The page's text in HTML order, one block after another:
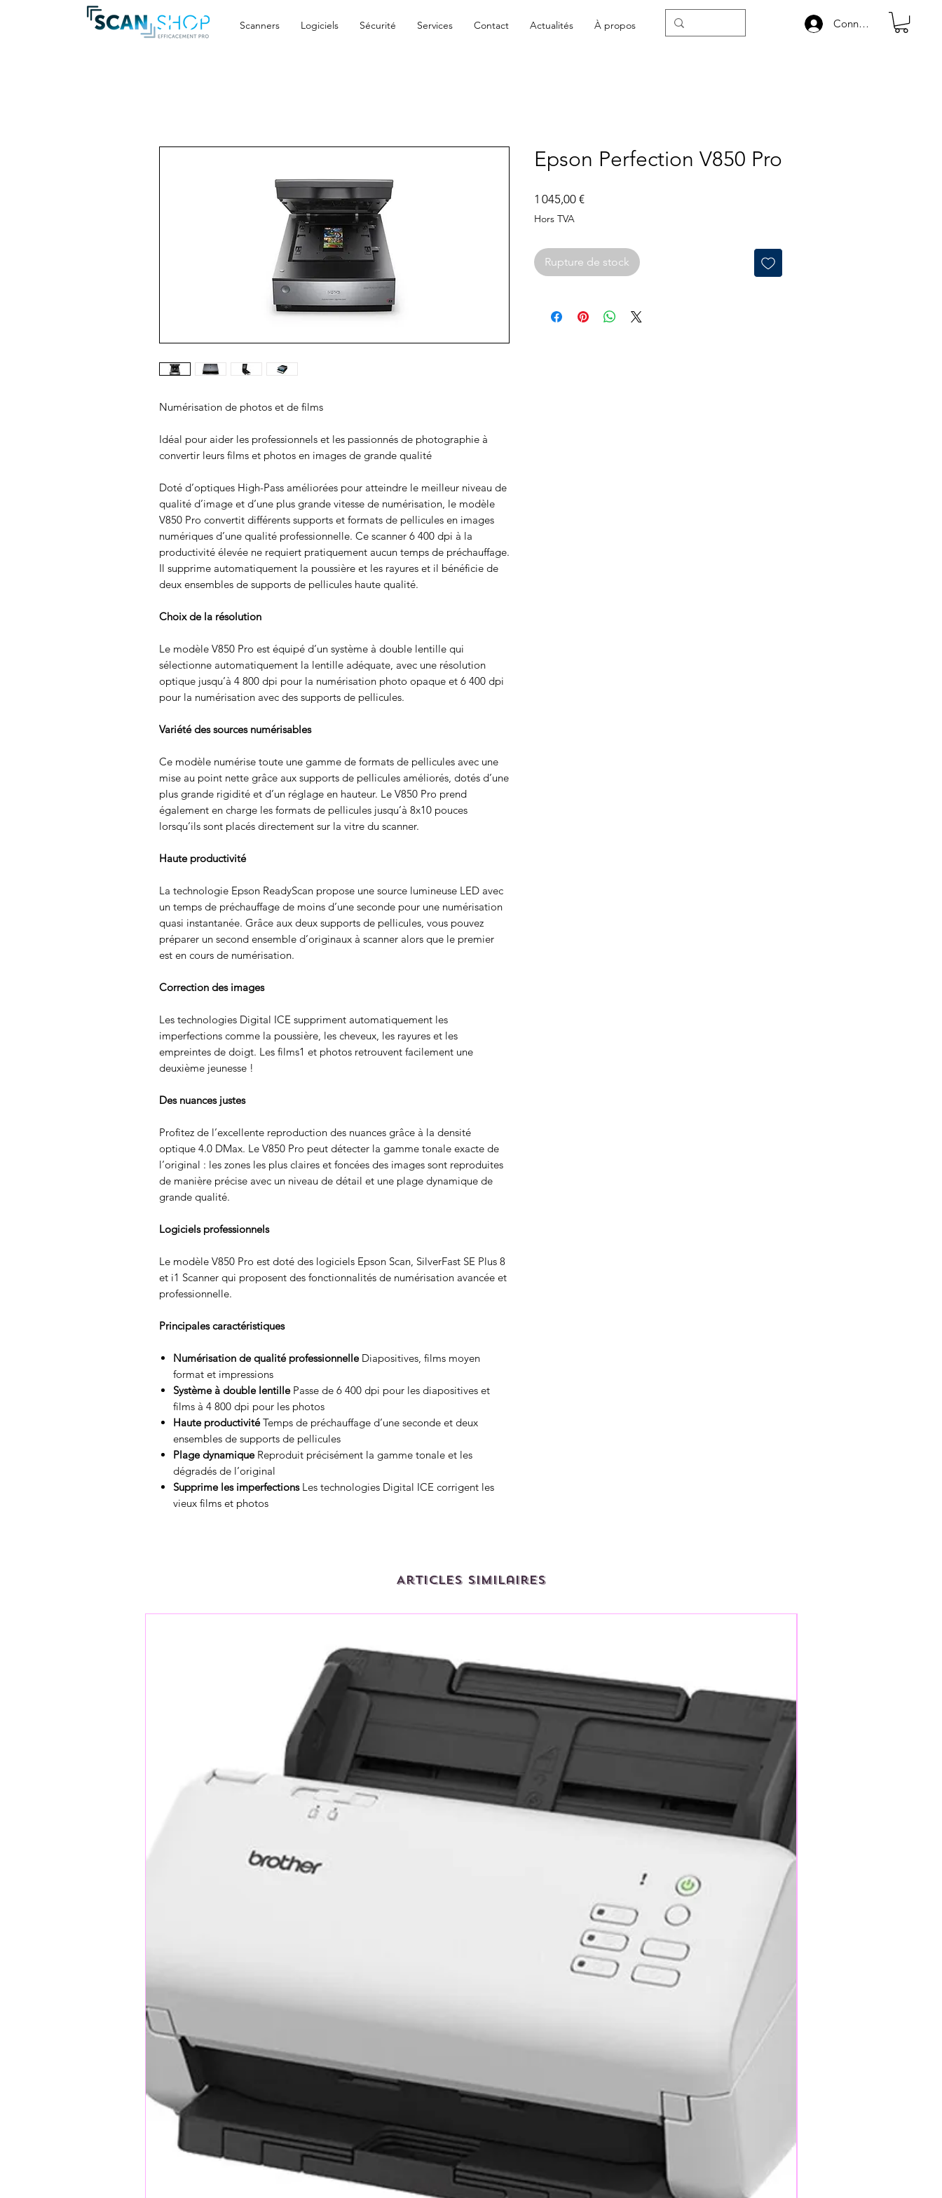
Connexion
Scanners Logiciels Sécurité Services Contact Actualités À propos
Numérisation de photos et de films
Idéal pour aider les professionnels et les passionnés de photographie à
convertir leurs films et photos en images de grande qualité
Doté d’optiques High-Pass améliorées pour atteindre le meilleur niveau de
qualité d’image et d’une plus grande vitesse de numérisation, le modèle
V850 Pro convertit différents supports et formats de pellicules en images
numériques d’une qualité professionnelle. Ce scanner 6 400 dpi à la
productivité élevée ne requiert pratiquement aucun temps de préchauffage.
Il supprime automatiquement la poussière et les rayures et il bénéficie de
deux ensembles de supports de pellicules haute qualité.
Choix de la résolution
Le modèle V850 Pro est équipé d’un système à double lentille qui
sélectionne automatiquement la lentille adéquate, avec une résolution
optique jusqu’à 4 800 dpi pour la numérisation photo opaque et 6 400 dpi
pour la numérisation avec des supports de pellicules.
Variété des sources numérisables
Ce modèle numérise toute une gamme de formats de pellicules avec une
mise au point nette grâce aux supports de pellicules améliorés, dotés d’une
plus grande rigidité et d’un réglage en hauteur. Le V850 Pro prend
également en charge les formats de pellicules jusqu’à 8x10 pouces
lorsqu’ils sont placés directement sur la vitre du scanner.
Haute productivité
La technologie Epson ReadyScan propose une source lumineuse LED avec
un temps de préchauffage de moins d’une seconde pour une numérisation
quasi instantanée. Grâce aux deux supports de pellicules, vous pouvez
préparer un second ensemble d’originaux à scanner alors que le premier
est en cours de numérisation.
Correction des images
Les technologies Digital ICE suppriment automatiquement les
imperfections comme la poussière, les cheveux, les rayures et les
empreintes de doigt. Les films1 et photos retrouvent facilement une
deuxième jeunesse !
Des nuances justes
Profitez de l’excellente reproduction des nuances grâce à la densité
optique 4.0 DMax. Le V850 Pro peut détecter la gamme tonale exacte de
l’original : les zones les plus claires et foncées des images sont reproduites
de manière précise avec un niveau de détail et une plage dynamique de
grande qualité.
Logiciels professionnels
Le modèle V850 Pro est doté des logiciels Epson Scan, SilverFast SE Plus 8
et i1 Scanner qui proposent des fonctionnalités de numérisation avancée et
professionnelle.
Principales caractéristiques
Numérisation de qualité professionnelleDiapositives, films moyen
format et impressions
Système à double lentillePasse de 6 400 dpi pour les diapositives et
films à 4 800 dpi pour les photos
Haute productivitéTemps de préchauffage d’une seconde et deux
ensembles de supports de pellicules
Plage dynamiqueReproduit précisément la gamme tonale et les
dégradés de l’original
Supprime les imperfectionsLes technologies Digital ICE corrigent les
vieux films et photos
Epson Perfection V850 Pro
1 045,00 €Prix
Hors TVA
Rupture de stock
Articles similaires